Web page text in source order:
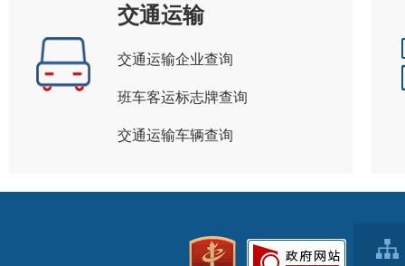
交通运输
交通运输企业查询
班车客运标志牌查询
交通运输车辆查询